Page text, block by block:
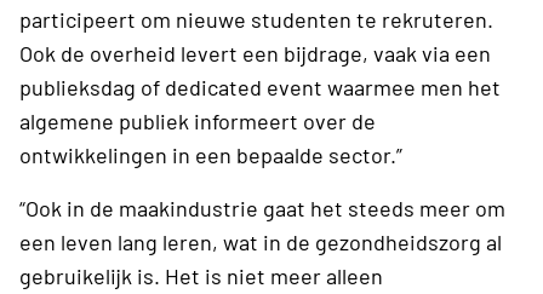
participeert om nieuwe studenten te rekruteren.
Ook de overheid levert een bijdrage, vaak via een
publieksdag of dedicated event waarmee men het
algemene publiek informeert over de
ontwikkelingen in een bepaalde sector.”
“Ook in de maakindustrie gaat het steeds meer om
een leven lang leren, wat in de gezondheidszorg al
gebruikelijk is. Het is niet meer alleen